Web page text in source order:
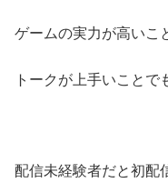
ゲームの実力が高いこ
トークが上手いことで
配信未経験者だと初配